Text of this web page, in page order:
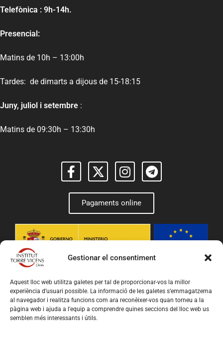
Gestionar el consentiment
Aquest lloc web utilitza galetes per tal de proporcionar-vos la millor
experiència d’usuari possible. La informació de les galetes s’emmagatzema
al navegador i realitza funcions com ara reconèixer-vos quan torneu a la
pàgina web i ajuda a l'equip a comprendre quines seccions del lloc web us
semblen més interessants i útils.
Telefònica : 9h-14h.
Presencial:
Matins de 10h – 13:00h
Tardes: de dimarts a dijous de 15-18:15
Juny, juliol i setembre :
Matins de 09:30h – 13:30h
Pagaments online